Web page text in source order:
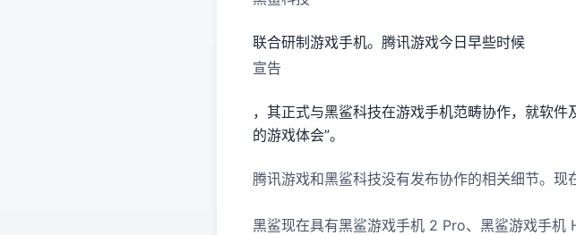
联合研制游戏手机。腾讯游戏今日早些时候
宣告
，其正式与黑鲨科技在游戏手机范畴协作，就软
的游戏体会”。
腾讯游戏和黑鲨科技没有发布协作的相关细节。现
黑鲨现在具有黑鲨游戏手机 2 Pro、黑鲨游戏手机